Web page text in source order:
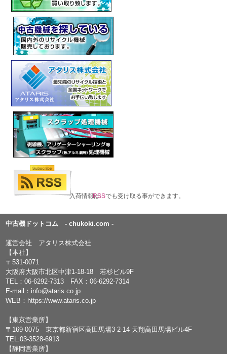
入荷情報はRSSでも受け取る事ができます。
中古機ドットコム - chukoki.com -
運営会社 アタリス株式会社
【本社】
〒531-0071
大阪府大阪市北区中津1-18-18 若杉ビル9F
TEL：06-6292-7313 FAX：06-6292-7314
E-mail： info@ataris.co.jp
WEB： https://www.ataris.co.jp
【東京営業所】
〒169-0075 東京都新宿区高田馬場3-2-14 天翔高田馬場ビル4F
TEL:03-3528-6913
【静岡営業所】